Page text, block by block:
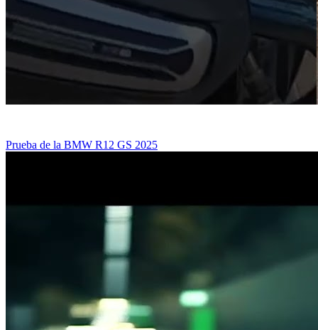
Prueba de la BMW R12 GS 2025